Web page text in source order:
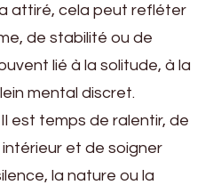
attiré, cela peut refléter
de stabilité ou de
lié à la solitude, à la
mental discret.
est temps de ralentir, de
et de soigner
la nature ou la